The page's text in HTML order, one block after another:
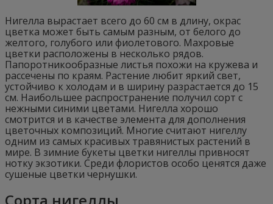
Нигелла вырастает всего до 60 см в длину, окрас
цветка может быть самым разным, от белого до
желтого, голубого или фиолетового. Махровые
цветки расположены в несколько рядов.
Папоротникообразные листья похожи на кружева и
рассечены по краям. Растение любит яркий свет,
устойчиво к холодам и в ширину разрастается до 15
см. Наибольшее распространение получил сорт с
нежными синими цветами. Нигелла хорошо
смотрится и в качестве элемента для дополнения
цветочных композиций. Многие считают нигеллу
одним из самых красивых травянистых растений в
мире. В зимние букеты цветки нигеллы привносят
нотку экзотики. Среди флористов особо ценятся даже
сушеные цветки чернушки.